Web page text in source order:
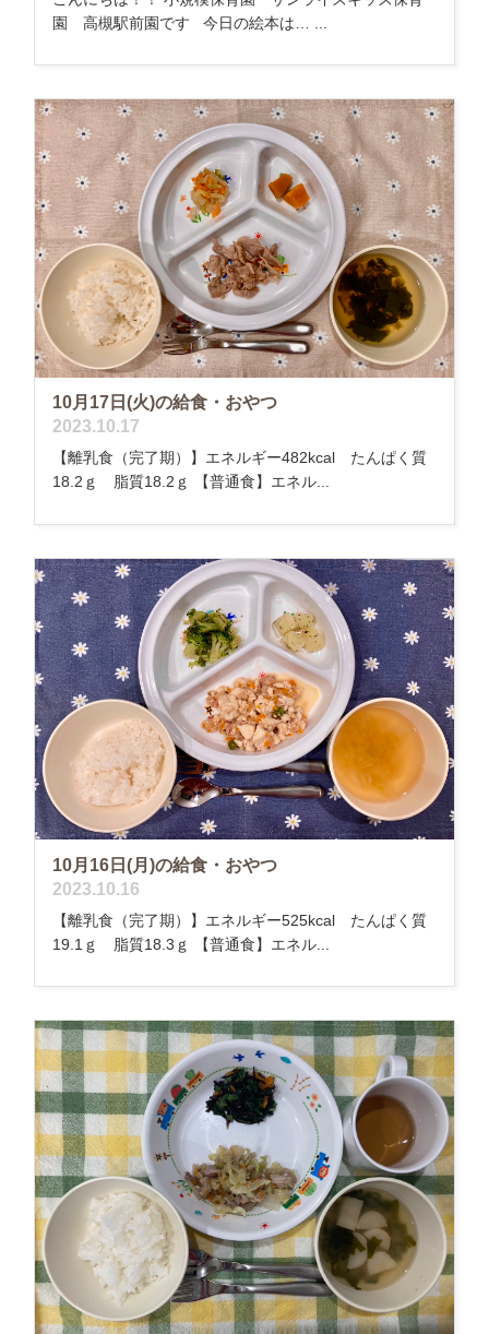
園 高槻駅前園です 今日の絵本は… ...
10月17日(火)の給食・おやつ
2023.10.17
【離乳食（完了期）】エネルギー482kcal たんぱく質
18.2ｇ 脂質18.2ｇ 【普通食】エネル...
10月16日(月)の給食・おやつ
2023.10.16
【離乳食（完了期）】エネルギー525kcal たんぱく質
19.1ｇ 脂質18.3ｇ 【普通食】エネル...